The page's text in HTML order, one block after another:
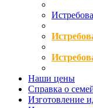
Наши цены
Справка о
Изготовление